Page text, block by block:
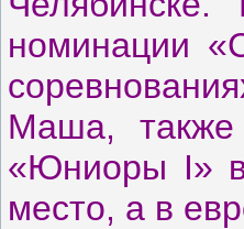
номинации
Маша, также
«Юниоры I» в
место, а в